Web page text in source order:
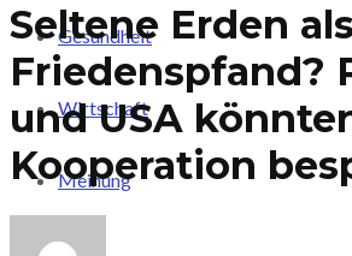
Gesundheit
Wirtschaft
Meinung
Seltene Erden als
Friedenspfand?
und USA
Kooperation